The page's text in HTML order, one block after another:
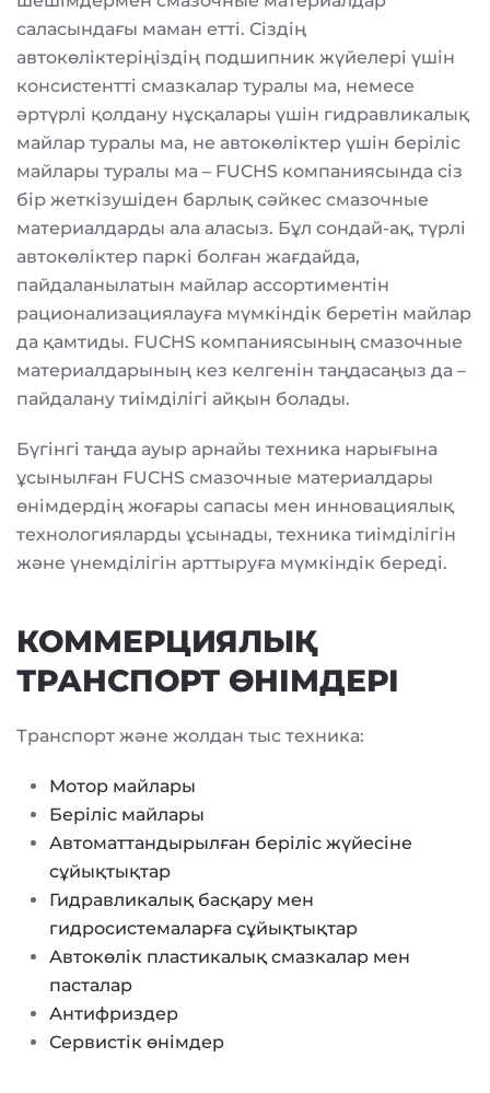
саласындағы маман етті. Сіздің
автокөліктеріңіздің подшипник жүйелері үшін
консистентті смазкалар туралы ма, немесе
әртүрлі қолдану нұсқалары үшін гидравликалық
майлар туралы ма, не автокөліктер үшін беріліс
майлары туралы ма – FUCHS компаниясында сіз
бір жеткізушіден барлық сәйкес смазочные
материалдарды ала аласыз. Бұл сондай-ақ, түрлі
автокөліктер паркі болған жағдайда,
пайдаланылатын майлар ассортиментін
рационализациялауға мүмкіндік беретін майлар
да қамтиды. FUCHS компаниясының смазочные
материалдарының кез келгенін таңдасаңыз да –
пайдалану тиімділігі айқын болады.
Бүгінгі таңда ауыр арнайы техника нарығына
ұсынылған FUCHS смазочные материалдары
өнімдердің жоғары сапасы мен инновациялық
технологияларды ұсынады, техника тиімділігін
және үнемділігін арттыруға мүмкіндік береді.
КОММЕРЦИЯЛЫҚ
ТРАНСПОРТ ӨНІМДЕРІ
Транспорт және жолдан тыс техника:
Мотор майлары
Беріліс майлары
Автоматтандырылған беріліс жүйесіне
сұйықтықтар
Гидравликалық басқару мен
гидросистемаларға сұйықтықтар
Автокөлік пластикалық смазкалар мен
пасталар
Антифриздер
Сервистік өнімдер